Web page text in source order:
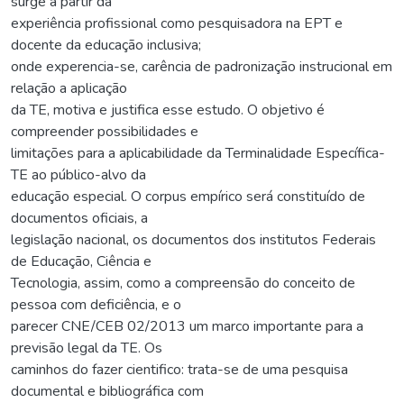
experiência profissional como pesquisadora na EPT e
docente da educação inclusiva;
onde experencia-se, carência de padronização instrucional em
relação a aplicação
da TE, motiva e justifica esse estudo. O objetivo é
compreender possibilidades e
limitações para a aplicabilidade da Terminalidade Específica-
TE ao público-alvo da
educação especial. O corpus empírico será constituído de
documentos oficiais, a
legislação nacional, os documentos dos institutos Federais
de Educação, Ciência e
Tecnologia, assim, como a compreensão do conceito de
pessoa com deficiência, e o
parecer CNE/CEB 02/2013 um marco importante para a
previsão legal da TE. Os
caminhos do fazer cientifico: trata-se de uma pesquisa
documental e bibliográfica com